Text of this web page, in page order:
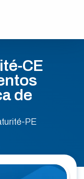
CE
de
PE